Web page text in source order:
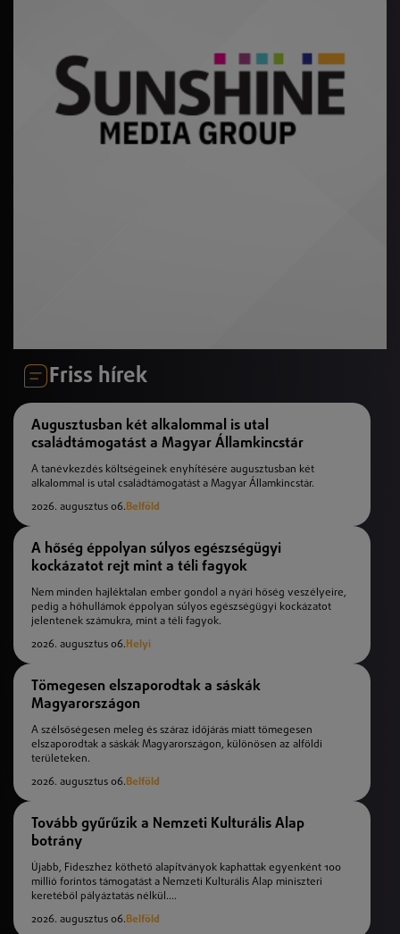
Friss hírek
Augusztusban két alkalommal is utal
családtámogatást a Magyar Államkincstár
A tanévkezdés költségeinek enyhítésére augusztusban két
alkalommal is utal családtámogatást a Magyar Államkincstár.
2026. augusztus 06.Belföld
A hőség éppolyan súlyos egészségügyi
kockázatot rejt mint a téli fagyok
Nem minden hajléktalan ember gondol a nyári hőség veszélyeire,
pedig a hőhullámok éppolyan súlyos egészségügyi kockázatot
jelentenek számukra, mint a téli fagyok.
2026. augusztus 06. Helyi
Tömegesen elszaporodtak a sáskák
Magyarországon
A szélsőségesen meleg és száraz időjárás miatt tömegesen
elszaporodtak a sáskák Magyarországon, különösen az alföldi
területeken.
2026. augusztus 06.Belföld
Tovább gyűrűzik a Nemzeti Kulturális Alap
botrány
Újabb, Fideszhez köthető alapítványok kaphattak egyenként 100
millió forintos támogatást a Nemzeti Kulturális Alap miniszteri
keretéből pályáztatás nélkül....
2026. augusztus 06.Belföld